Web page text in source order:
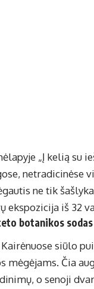
„Į kelią su
netradicinėse
ne tik
ekspozicija iš 32
botanikos sodas
siūlo
mėgėjams. Čia
o senoji